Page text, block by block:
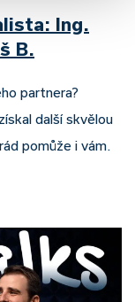
Ing.
B.
partnera?
další skvělou
pomůže i vám.